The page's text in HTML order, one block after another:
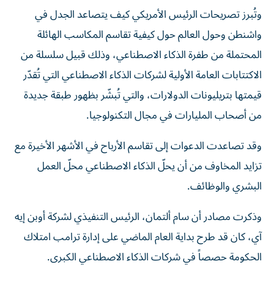
وتُبرز تصريحات الرئيس الأمريكي كيف يتصاعد الجدل في
واشنطن وحول العالم حول كيفية تقاسم المكاسب الهائلة
المحتملة من طفرة الذكاء الاصطناعي، وذلك قبيل سلسلة من
الاكتتابات العامة الأولية لشركات الذكاء الاصطناعي التي تُقدّر
قيمتها بتريليونات الدولارات، والتي تُبشّر بظهور طبقة جديدة
من أصحاب المليارات في مجال التكنولوجيا.
وقد تصاعدت الدعوات إلى تقاسم الأرباح في الأشهر الأخيرة مع
تزايد المخاوف من أن يحلّ الذكاء الاصطناعي محلّ العمل
البشري والوظائف.
وذكرت مصادر أن سام ألتمان، الرئيس التنفيذي لشركة أوبن إيه
آي، كان قد طرح بداية العام الماضي على إدارة ترامب امتلاك
الحكومة حصصاً في شركات الذكاء الاصطناعي الكبرى.